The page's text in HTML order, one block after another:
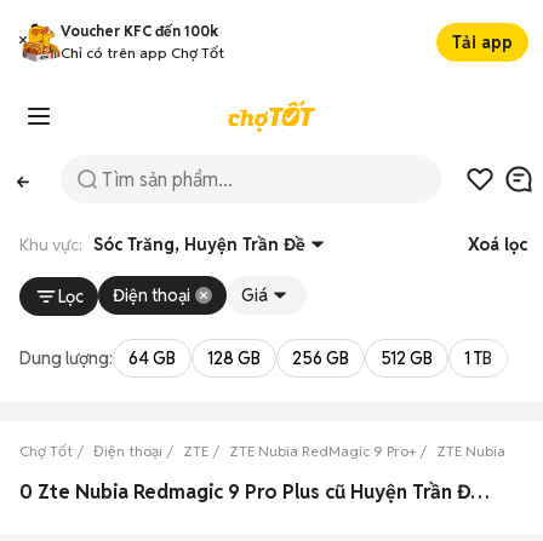
Voucher KFC đến 100k
Chỉ có trên app Chợ Tốt
Tải app
Khu vực: Sóc Trăng, Huyện Trần Đề Xoá lọc
Lọc Điện thoại Giá
Dung lượng: 64 GB 128 GB 256 GB 512 GB 1 TB
Chợ Tốt Điện thoại ZTE ZTE Nubia RedMagic 9 Pro+ ZTE Nubia
0 Zte Nubia Redmagic 9 Pro Plus cũ Huyện Trần Đề, Sóc Trăng đẹp